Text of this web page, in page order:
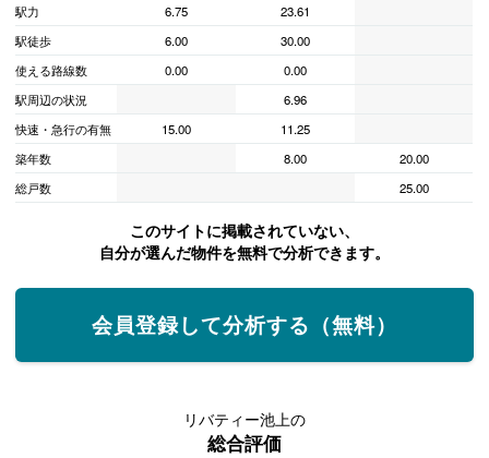
駅力
6.75
23.61
駅徒歩
6.00
30.00
使える路線数
0.00
0.00
駅周辺の状況
6.96
快速・急行の有無
15.00
11.25
築年数
8.00
20.00
総戸数
25.00
このサイトに掲載されていない、
自分が選んだ物件を無料で分析できます。
会員登録して分析する（無料）
リバティー池上の
総合評価